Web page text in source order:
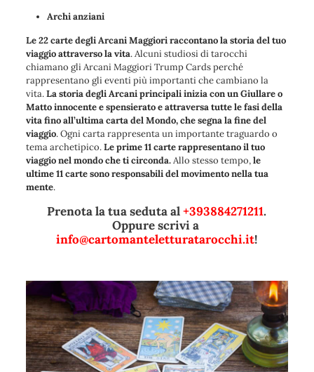
Archi anziani
Le 22 carte degli Arcani Maggiori raccontano la storia del tuo
viaggio attraverso la vita. Alcuni studiosi di tarocchi
chiamano gli Arcani Maggiori Trump Cards perché
rappresentano gli eventi più importanti che cambiano la
vita.La storia degli Arcani principali inizia con un Giullare o
Matto innocente e spensierato e attraversa tutte le fasi della
vita fino all’ultima carta del Mondo, che segna la fine del
viaggio. Ogni carta rappresenta un importante traguardo o
tema archetipico.Le prime 11 carte rappresentano il tuo
viaggio nel mondo che ti circonda.Allo stesso tempo,le
ultime 11 carte sono responsabili del movimento nella tua
mente.
Prenota la tua seduta al+393884271211.
Oppure scrivi a
info@cartomanteletturatarocchi.it!